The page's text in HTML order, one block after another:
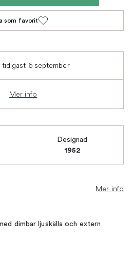
som favorit
tidigast 6 september
Mer info
Designad
1952
Mer info
dimbar ljuskälla och extern